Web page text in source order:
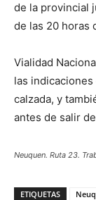
de la provincial
de las 20 horas
Vialidad
las
calzada, y
antes de salir
Neuquen. Ruta 23.
ETIQUETAS